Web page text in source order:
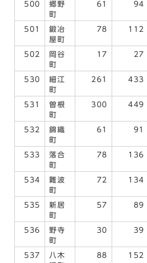
500
郷野
町
61 94
501
鍛冶
屋町
78 112
502
岡谷
町
17 27
530
細江
町
261 433
531
曽根
町
300 449
532
錦織
町
61 91
533
落合
町
78 136
534
難波
町
72 134
535
新居
町
57 89
536
野寺
町
30 39
537
八木
88 152